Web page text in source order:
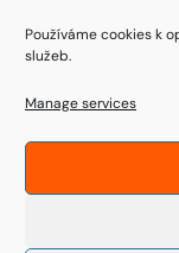
Používáme cookies k
služeb.
Manage services
©